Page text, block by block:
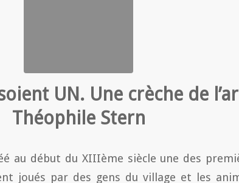
UN. Une crèche de
Théophile Stern
au début du XIIIème siècle une des
joués par des gens du village et les